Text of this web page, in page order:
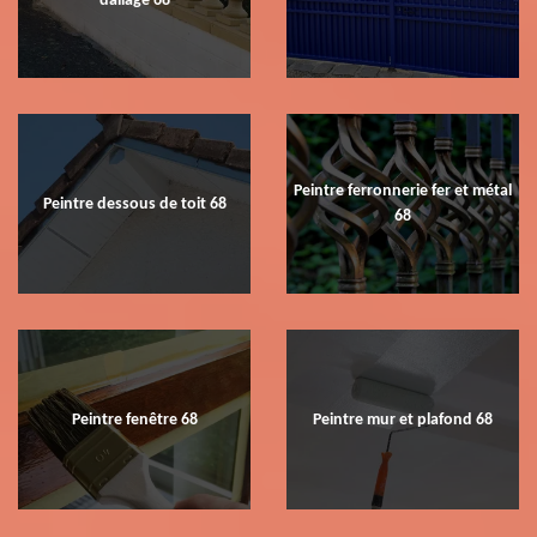
Peintre dessous de toit 68
Peintre ferronnerie fer et métal
68
Peintre fenêtre 68 Peintre mur et plafond 68